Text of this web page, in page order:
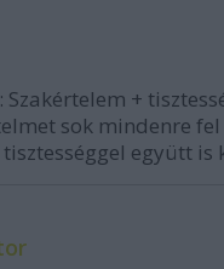
: Szakértelem +
sok mindenre
együtt is